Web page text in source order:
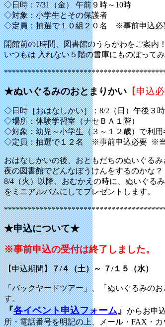
◇日時：7/31（金） 午前９時～10時
◇対象：小学生とその保護者
◇定員：抽選で１０組２０名 ※事前申込必
開館前の1時間、図書館のうらがわをご案内！
いつもは 入れない５階の書庫にものぼってみ
★ぬいぐるみのおとまりかい 【申込
◇日時［おはなしかい］：8/2（日）午後３
◇場所：体験学習室（ナセＢＡ１階）
◇対象：幼児～小学生（３～１２歳）で利
◇定員：抽選で１２名 ※事前申込必要 ※当
おはなしかいの後、おともだちのぬいぐるみ
夜の図書館でどんなぼうけんをするのかな？
8/4（火）以降、おむかえの時に、ぬいぐる
をミニアルバムにしてプレゼントします。
★申込について★
※事前申込の受付は終了しました。
【申込期間】７/４（土）～ ７/１５（水）
「バックヤードツアー」、「ぬいぐるみの
す。
『各イベント申込フォーム』 からお申
所・電話番号を明記の上、メール・FAX・